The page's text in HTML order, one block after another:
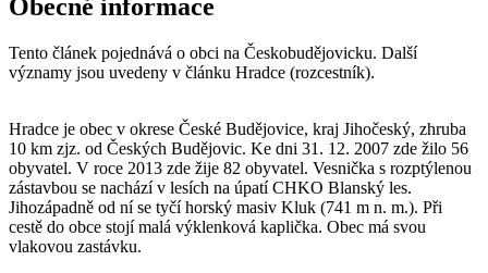
Obecné informace
Tento článek pojednává o obci na Českobudějovicku. Další
významy jsou uvedeny v článku Hradce (rozcestník).
Hradce je obec v okrese České Budějovice, kraj Jihočeský, zhruba
10 km zjz. od Českých Budějovic. Ke dni 31. 12. 2007 zde žilo 56
obyvatel. V roce 2013 zde žije 82 obyvatel. Vesnička s rozptýlenou
zástavbou se nachází v lesích na úpatí CHKO Blanský les.
Jihozápadně od ní se tyčí horský masiv Kluk (741 m n. m.). Při
cestě do obce stojí malá výklenková kaplička. Obec má svou
vlakovou zastávku.